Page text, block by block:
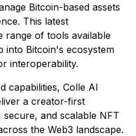
Bitcoin-based assets
This latest
range of tools available
into Bitcoin's ecosystem
interoperability.
capabilities, Colle AI
a creator-first
and scalable NFT
the Web3 landscape.